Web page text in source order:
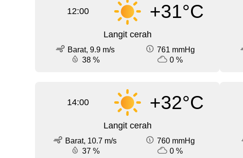
12:00 +31°C
Langit cerah
Barat, 9.9 m/s
761 mmHg
38 %
0 %
14:00 +32°C
Langit cerah
Barat, 10.7 m/s
760 mmHg
37 %
0 %